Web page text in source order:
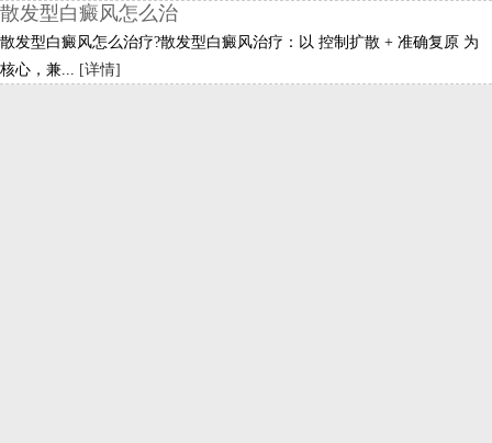
散发型白癜风怎么治
散发型白癜风怎么治疗?散发型白癜风治疗：以 控制扩散 + 准确复原 为
核心，兼... [详情]